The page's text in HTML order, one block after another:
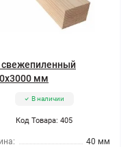
свежепиленный
мм
В наличии
Код Товара: 405
40 мм